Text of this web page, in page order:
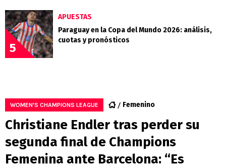
5
APUESTAS
Paraguay en la Copa del Mundo 2026: análisis,
cuotas y pronósticos
WOMEN'S CHAMPIONS LEAGUE Femenino
Christiane Endler tras perder su
segunda final de Champions
Femenina ante Barcelona: “Es